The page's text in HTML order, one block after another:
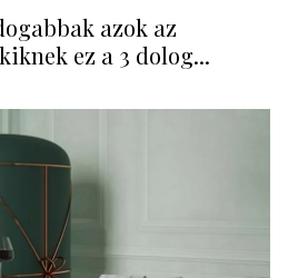
azok az
ez a 3 dolog...